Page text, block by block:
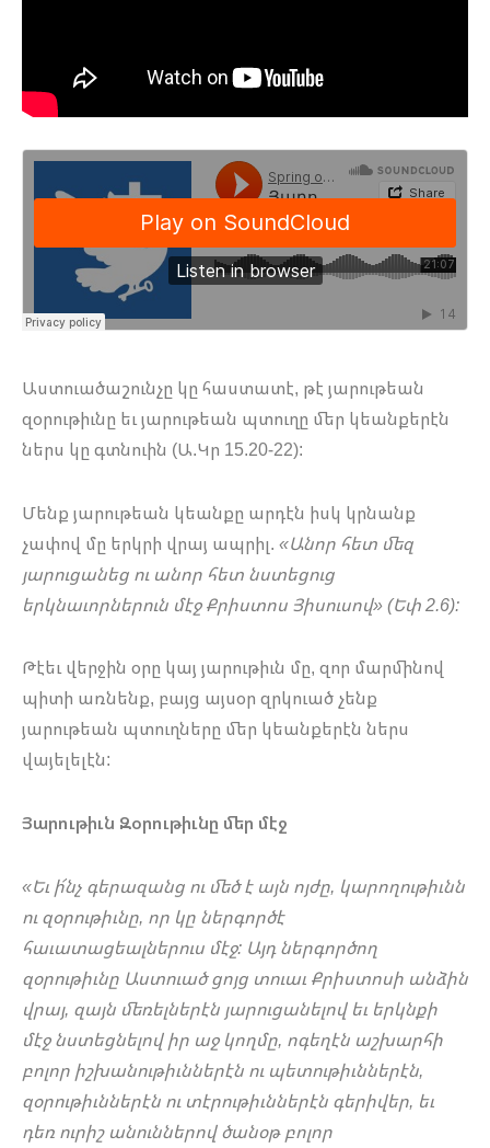
Աստուածաշունչը կը հաստատէ, թէ յարութեան
զօրութիւնը եւ յարութեան պտուղը մեր կեանքերէն
ներս կը գտնուին (Ա.Կր 15.20-22):
Մենք յարութեան կեանքը արդէն իսկ կրնանք
չափով մը երկրի վրայ ապրիլ. «Անոր հետ մեզ
յարուցանեց ու անոր հետ նստեցուց
երկնաւորներուն մէջ Քրիստոս Յիսուսով» (Եփ 2.6):
Թէեւ վերջին օրը կայ յարութիւն մը, զոր մարմինով
պիտի առնենք, բայց այսօր զրկուած չենք
յարութեան պտուղները մեր կեանքերէն ներս
վայելելէն:
Յարութիւն Զօրութիւնը մեր մէջ
«Եւ ի՜նչ գերազանց ու մեծ է այն ոյժը, կարողութիւնն
ու զօրութիւնը, որ կը ներգործէ
հաւատացեալներուս մէջ: Այդ ներգործող
զօրութիւնը Աստուած ցոյց տուաւ Քրիստոսի անձին
վրայ, զայն մեռելներէն յարուցանելով եւ երկնքի
մէջ նստեցնելով իր աջ կողմը, ոգեղէն աշխարհի
բոլոր իշխանութիւններէն ու պետութիւններէն,
զօրութիւններէն ու տէրութիւններէն գերիվեր, եւ
դեռ ուրիշ անուններով ծանօթ բոլոր